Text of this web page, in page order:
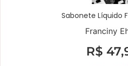
Sabonete Líquido
Franciny
R$